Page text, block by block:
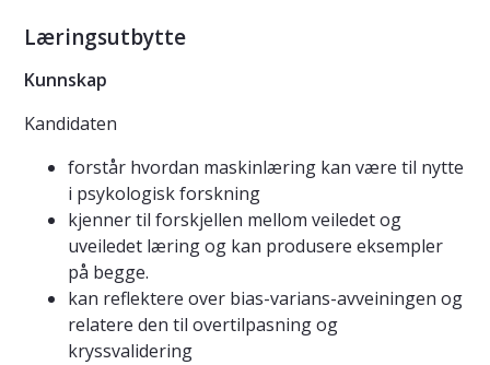
Læringsutbytte
Kunnskap
Kandidaten
forstår hvordan maskinlæring kan være til nytte
i psykologisk forskning
kjenner til forskjellen mellom veiledet og
uveiledet læring og kan produsere eksempler
på begge.
kan reflektere over bias-varians-avveiningen og
relatere den til overtilpasning og
kryssvalidering